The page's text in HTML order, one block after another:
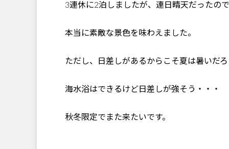
3連休に2泊しましたが、連日晴天だったので
本当に素敵な景色を味わえました。
ただし、日差しがあるからこそ夏は暑いだ
海水浴はできるけど日差しが強そう・・・
秋冬限定でまた来たいです。